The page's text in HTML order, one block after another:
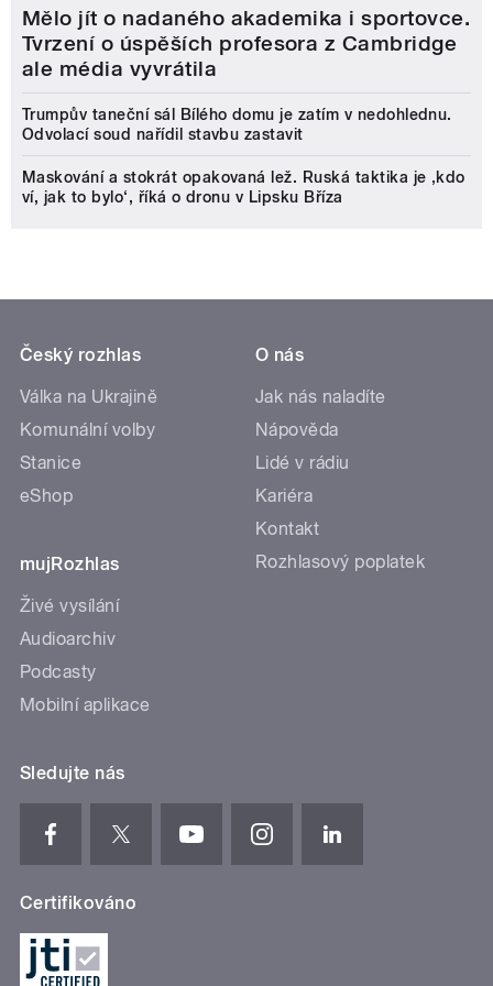
Mělo jít o nadaného akademika i sportovce.
Tvrzení o úspěších profesora z Cambridge
ale média vyvrátila
Trumpův taneční sál Bílého domu je zatím v nedohlednu.
Odvolací soud nařídil stavbu zastavit
Maskování a stokrát opakovaná lež. Ruská taktika je ‚kdo
ví, jak to bylo‘, říká o dronu v Lipsku Bříza
Český rozhlas
Válka na Ukrajině
Komunální volby
Stanice
eShop
mujRozhlas
Živé vysílání
Audioarchiv
Podcasty
Mobilní aplikace
O nás
Jak nás naladíte
Nápověda
Lidé v rádiu
Kariéra
Kontakt
Rozhlasový poplatek
Sledujte nás
Certifikováno